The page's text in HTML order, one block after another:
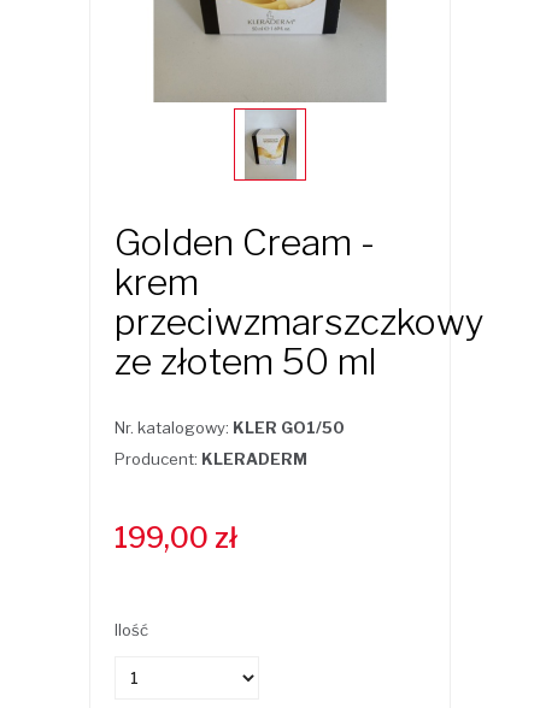
Golden Cream -
krem
przeciwzmarszczkowy
ze złotem 50 ml
Nr. katalogowy: KLER GO1/50
Producent: KLERADERM
199,00 zł
Ilość